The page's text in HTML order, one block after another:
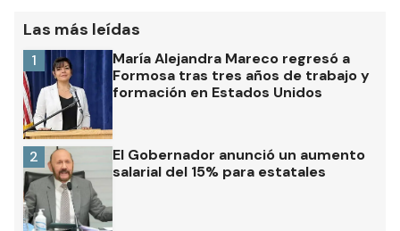
Las más leídas
María Alejandra Mareco regresó a
Formosa tras tres años de trabajo y
formación en Estados Unidos
1
El Gobernador anunció un aumento
salarial del 15% para estatales
2